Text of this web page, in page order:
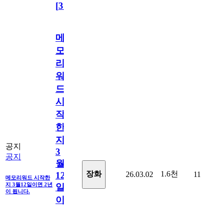
[31
공지
공지
메모리워드 시작한
지 3월12일이면 2년
이 됩니다.
메
모
리
워
드
시
작
한
지
3
월
12
일
이
장화 26.03.02 1.6천 11